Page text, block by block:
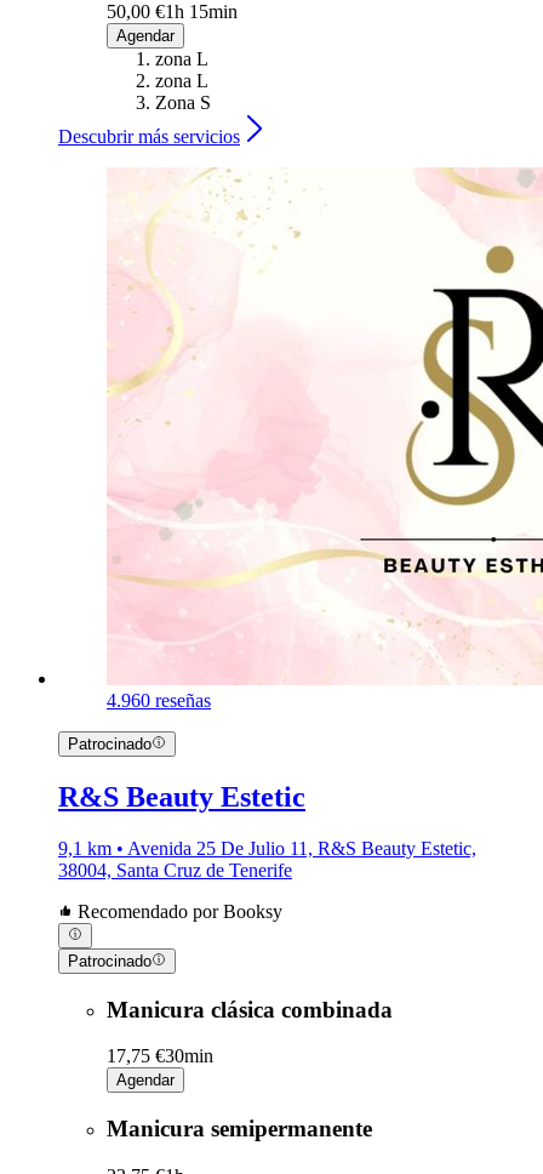
50,00 €1h 15min
Agendar
zona L
zona L
Zona S
Descubrir más servicios
4.960 reseñas
Patrocinado
R&S Beauty Estetic
9,1 km • Avenida 25 De Julio 11, R&S Beauty Estetic,
38004, Santa Cruz de Tenerife
Recomendado por Booksy
Patrocinado
Manicura clásica combinada
17,75 €30min
Agendar
Manicura semipermanente